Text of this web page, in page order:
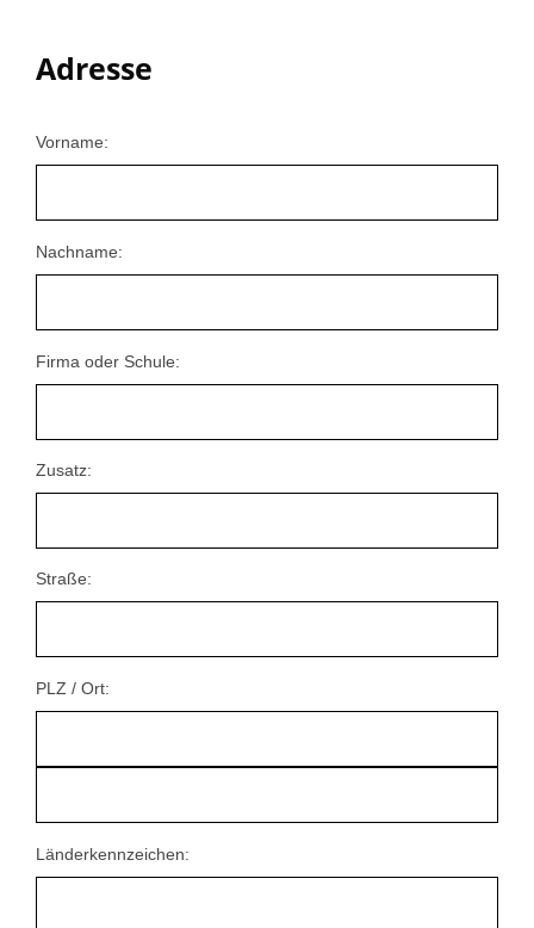
Adresse
Vorname:
Nachname:
Firma oder Schule:
Zusatz:
Straße:
PLZ / Ort:
Länderkennzeichen: